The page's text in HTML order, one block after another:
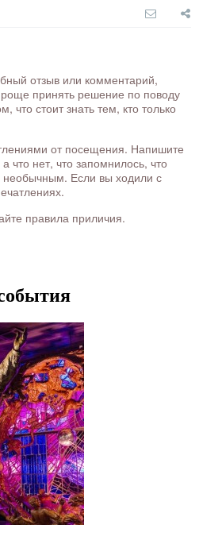
отзыв или комментарий,
принять решение по поводу
что стоит знать тем, кто только
от посещения. Напишите
что нет, что запомнилось, что
необычным. Если вы ходили с
правила приличия.